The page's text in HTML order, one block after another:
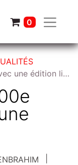
0
édition limitée